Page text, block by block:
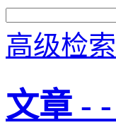
高级检索
文章 -